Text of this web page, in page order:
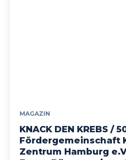
MAGAZIN
KNACK DEN KREBS /
Fördergemeinschaft
Zentrum Hamburg